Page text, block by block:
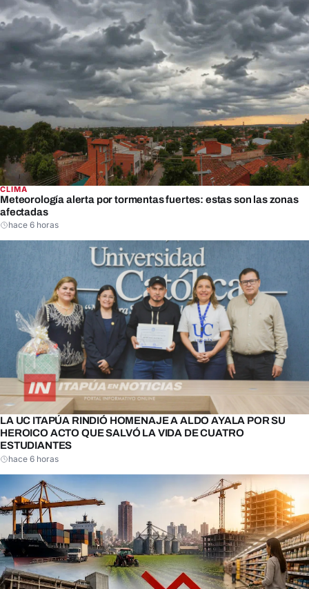
CLIMA
Meteorología alerta por tormentas fuertes: estas son las zonas
afectadas
hace 6 horas
LA UC ITAPÚA RINDIÓ HOMENAJE A ALDO AYALA POR SU
HEROICO ACTO QUE SALVÓ LA VIDA DE CUATRO
ESTUDIANTES
hace 6 horas